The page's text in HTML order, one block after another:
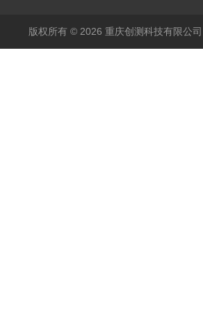
版权所有 © 2026 重庆创测科技有限公司